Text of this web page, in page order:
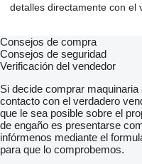
detalles directamente con el
Consejos de compra
Consejos de seguridad
Verificación del vendedor
Si decide comprar
contacto con el verdadero
que le sea posible sobre el
de engaño es presentarse
infórmenos mediante el
para que lo comprobemos.